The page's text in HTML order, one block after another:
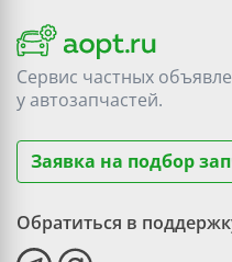
Сервис частных
уавтозапчастей.
Заявка на подбор
Обратиться в